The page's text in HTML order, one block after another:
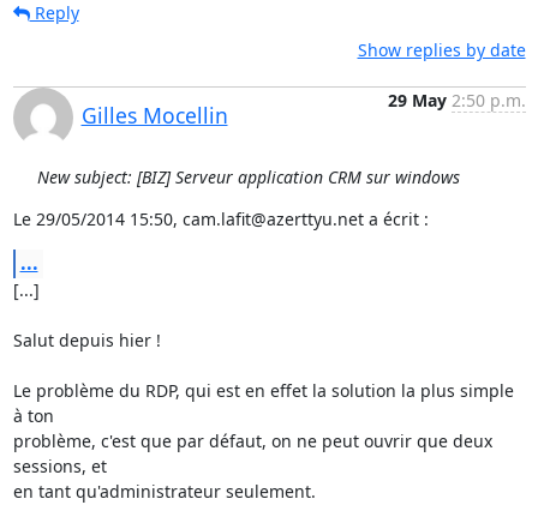
Reply
Show replies by date
Gilles Mocellin
29 May 2:50 p.m.
New subject: [BIZ] Serveur application CRM sur windows
Le 29/05/2014 15:50, cam.lafit@azerttyu.net a écrit :
...
[...]
Salut depuis hier !
Le problème du RDP, qui est en effet la solution la plus simple
à ton
problème, c'est que par défaut, on ne peut ouvrir que deux
sessions, et
en tant qu'administrateur seulement.